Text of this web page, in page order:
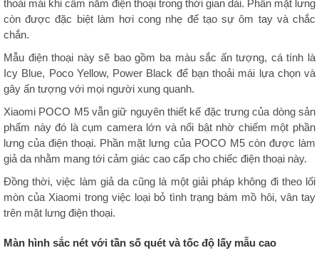
thoải mái khi cầm nắm điện thoại trong thời gian dài. Phần mặt lưng
còn được đặc biệt làm hơi cong nhẹ để tạo sự ôm tay và chắc
chắn.
Mẫu điện thoại này sẽ bao gồm ba màu sắc ấn tượng, cá tính là
Icy Blue, Poco Yellow, Power Black để bạn thoải mái lựa chọn và
gây ấn tượng với mọi người xung quanh.
Xiaomi POCO M5 vẫn giữ nguyên thiết kế đặc trưng của dòng sản
phẩm này đó là cụm camera lớn và nổi bật nhờ chiếm một phần
lưng của điện thoại. Phần mặt lưng của POCO M5 còn được làm
giả da nhằm mang tới cảm giác cao cấp cho chiếc điện thoại này.
Đồng thời, việc làm giả da cũng là một giải pháp không đi theo lối
mòn của Xiaomi trong việc loại bỏ tình trạng bám mồ hôi, vân tay
trên mặt lưng điện thoại.
Màn hình sắc nét với tần số quét và tốc độ lấy mẫu cao